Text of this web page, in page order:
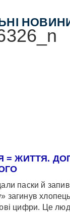
= ЖИТТЯ.
паски й
цифри. Це